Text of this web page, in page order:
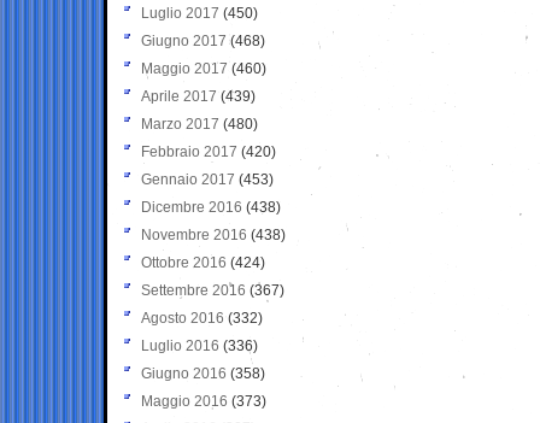
Luglio 2017 (450)
Giugno 2017 (468)
Maggio 2017 (460)
Aprile 2017 (439)
Marzo 2017 (480)
Febbraio 2017 (420)
Gennaio 2017 (453)
Dicembre 2016 (438)
Novembre 2016 (438)
Ottobre 2016 (424)
Settembre 2016 (367)
Agosto 2016 (332)
Luglio 2016 (336)
Giugno 2016 (358)
Maggio 2016 (373)